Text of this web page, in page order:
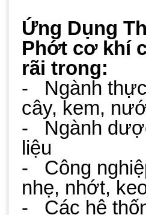
Ứng Dụng
Phớt cơ khí
rãi trong:
- Ngành
cây, kem,
- Ngành
liệu
- Công
nhẹ, nhớt,
- Các hệ